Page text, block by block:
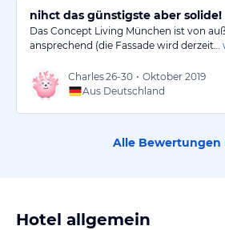
nihct das günstigste aber solide!
Das Concept Living München ist von
ansprechend (die Fassade wird derzeit…
Charles26-30 • Oktober 2019
Aus Deutschland
Alle Bewertungen
Hotel allgemein